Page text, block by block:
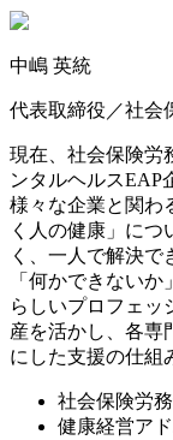
中嶋 英統
代表取締役／社会
現在、社会保険労
ンタルヘルスEAP
様々な企業と関わ
く人の健康」に
く、一人で解決
「何かできない
らしいプロフェッ
産を活かし、各専
にした支援の仕組
社会保険労
健康経営ア